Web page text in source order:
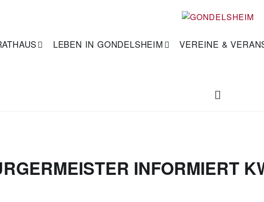
LEBEN IN GONDELSHEIM VEREINE &
INFORMIERT